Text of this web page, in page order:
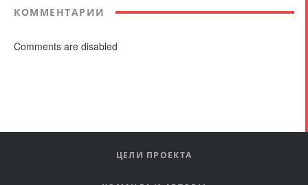
КОММЕНТАРИИ
Comments are disabled
ЦЕЛИ ПРОЕКТА